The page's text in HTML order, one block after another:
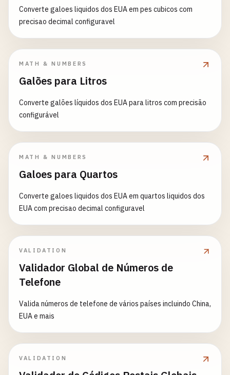
Converte galoes liquidos dos EUA em pes cubicos com
precisao decimal configuravel
MATH & NUMBERS
Galões para Litros
Converte galões líquidos dos EUA para litros com precisão
configurável
MATH & NUMBERS
Galoes para Quartos
Converte galoes liquidos dos EUA em quartos liquidos dos
EUA com precisao decimal configuravel
VALIDATION
Validador Global de Números de
Telefone
Valida números de telefone de vários países incluindo China,
EUA e mais
VALIDATION